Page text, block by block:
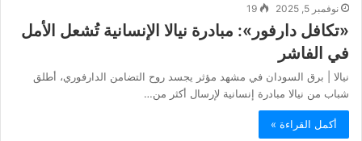
نوفمبر 5, 2025 19
«تكافل دارفور»: مبادرة نيالا الإنسانية تُشعل الأمل
في الفاشر
نيالا | برق السودان في مشهد مؤثر يجسد روح التضامن الدارفوري، أطلق
شباب من نيالا مبادرة إنسانية لإرسال أكثر من…
أكمل القراءة »